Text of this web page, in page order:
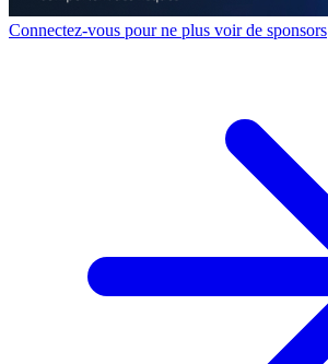
Connectez-vous pour ne plus voir de sponsors